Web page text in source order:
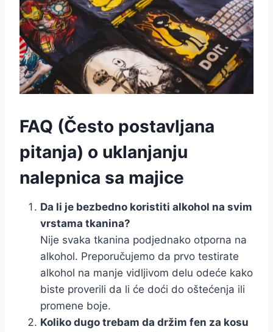
FAQ (Često postavljana
pitanja) o uklanjanju
nalepnica sa majice
Da li je bezbedno koristiti alkohol na svim
vrstama tkanina?
Nije svaka tkanina podjednako otporna na
alkohol. Preporučujemo da prvo testirate
alkohol na manje vidljivom delu odeće kako
biste proverili da li će doći do oštećenja ili
promene boje.
Koliko dugo trebam da držim fen za kosu